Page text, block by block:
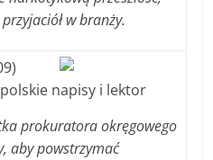
w branży.
napisy i lektor
prokuratora okręgowego
aby powstrzymać